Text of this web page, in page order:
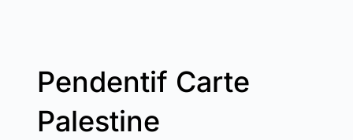
Pendentif Carte
Palestine